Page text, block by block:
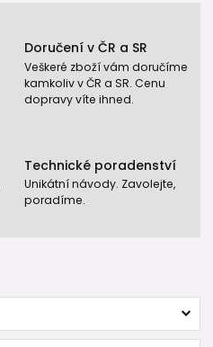
Doručení v ČR a SR
Veškeré zboží vám doručíme
kamkoliv v ČR a SR. Cenu
dopravy víte ihned.
Technické poradenství
Unikátní návody. Zavolejte,
poradíme.